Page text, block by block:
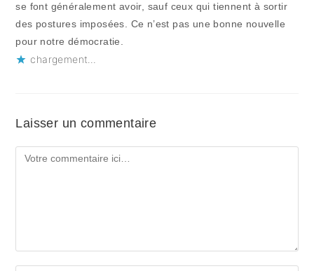
se font généralement avoir, sauf ceux qui tiennent à sortir
des postures imposées. Ce n’est pas une bonne nouvelle
pour notre démocratie.
chargement…
Laisser un commentaire
Comment